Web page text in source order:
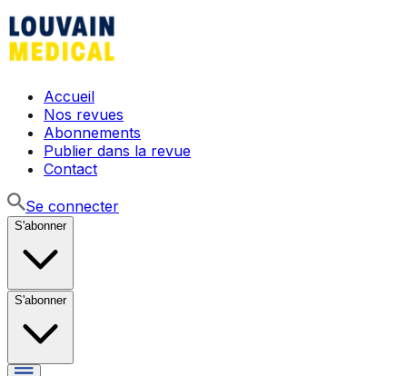
Accueil
Nos revues
Abonnements
Publier dans la revue
Contact
Se connecter
S'abonner
S'abonner